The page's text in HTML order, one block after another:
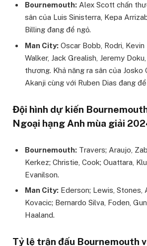
Bournemouth: Alex Scott chấn
sân của Luis Sinisterra, Kepa
Billing đang để ngỏ.
Man City: Oscar Bobb, Rodri, Kevin
Walker, Jack Grealish, Jeremy
thương. Khả năng ra sân của Josko
Akanji cùng với Ruben Dias đang
Đội hình dự kiến
Ngoại hạng Anh mùa giải
Bournemouth: Travers; Araujo,
Kerkez; Christie, Cook; Ouattara,
Evanilson.
Man City: Ederson; Lewis, Stones,
Kovacic; Bernardo Silva, Foden,
Haaland.
Tỷ lệ trận đấu Bournemouth